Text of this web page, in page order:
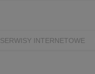
SERWISY INTERNETOWE